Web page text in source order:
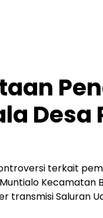
terkait
Saluran